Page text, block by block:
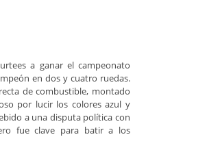
a ganar el campeonato
en dos y cuatro ruedas.
de combustible, montado
por lucir los colores azul y
a una disputa política con
fue clave para batir a los